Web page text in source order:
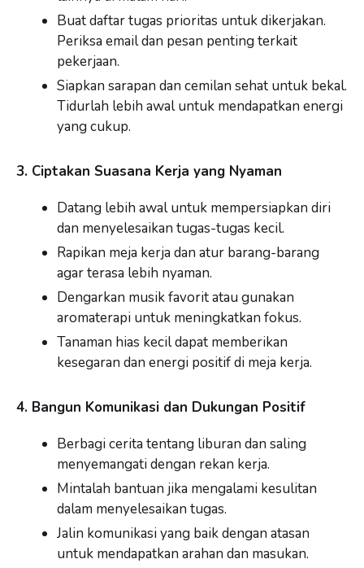
Buat daftar tugas prioritas untuk dikerjakan.
Periksa email dan pesan penting terkait
pekerjaan.
Siapkan sarapan dan cemilan sehat untuk bekal.
Tidurlah lebih awal untuk mendapatkan energi
yang cukup.
3. Ciptakan Suasana Kerja yang Nyaman
Datang lebih awal untuk mempersiapkan diri
dan menyelesaikan tugas-tugas kecil.
Rapikan meja kerja dan atur barang-barang
agar terasa lebih nyaman.
Dengarkan musik favorit atau gunakan
aromaterapi untuk meningkatkan fokus.
Tanaman hias kecil dapat memberikan
kesegaran dan energi positif di meja kerja.
4. Bangun Komunikasi dan Dukungan Positif
Berbagi cerita tentang liburan dan saling
menyemangati dengan rekan kerja.
Mintalah bantuan jika mengalami kesulitan
dalam menyelesaikan tugas.
Jalin komunikasi yang baik dengan atasan
untuk mendapatkan arahan dan masukan.